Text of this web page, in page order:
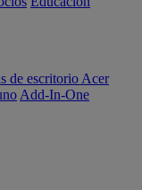
de escritorio Acer
Add-In-One